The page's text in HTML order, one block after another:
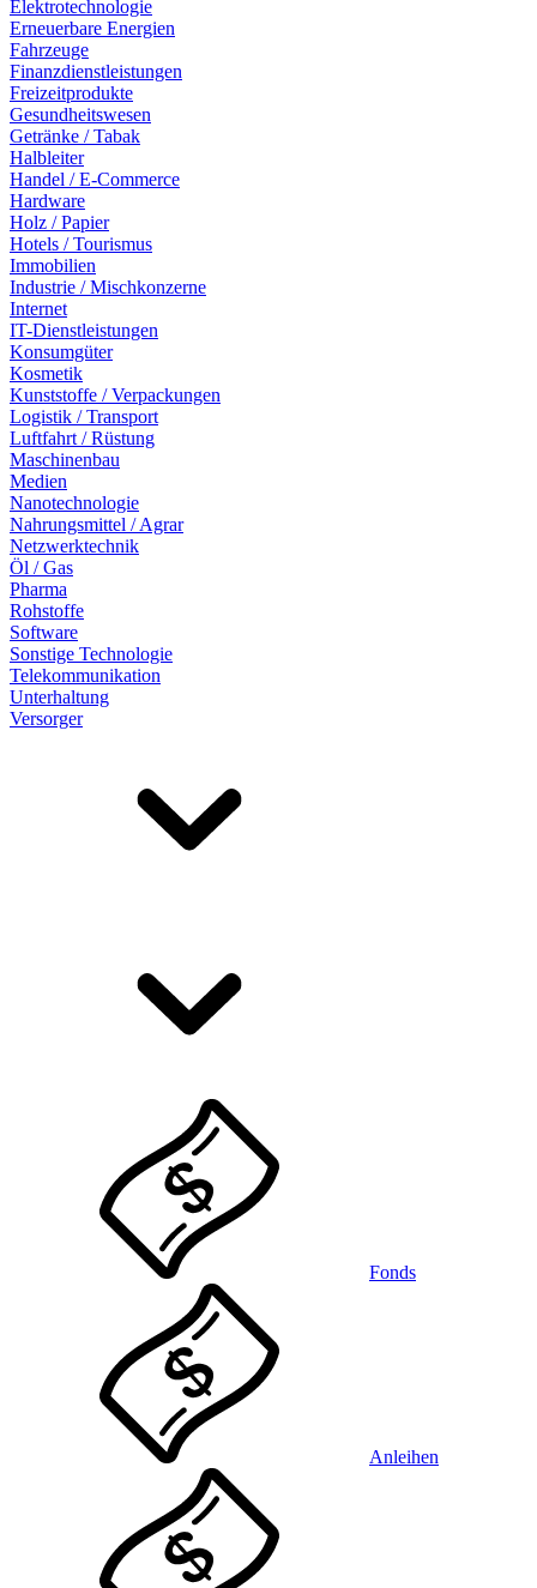
Elektrotechnologie
Erneuerbare Energien
Fahrzeuge
Finanzdienstleistungen
Freizeitprodukte
Gesundheitswesen
Getränke / Tabak
Halbleiter
Handel / E-Commerce
Hardware
Holz / Papier
Hotels / Tourismus
Immobilien
Industrie / Mischkonzerne
Internet
IT-Dienstleistungen
Konsumgüter
Kosmetik
Kunststoffe / Verpackungen
Logistik / Transport
Luftfahrt / Rüstung
Maschinenbau
Medien
Nanotechnologie
Nahrungsmittel / Agrar
Netzwerktechnik
Öl / Gas
Pharma
Rohstoffe
Software
Sonstige Technologie
Telekommunikation
Unterhaltung
Versorger
Fonds
Anleihen